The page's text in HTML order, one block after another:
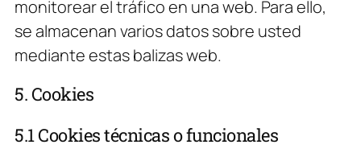
monitorear el tráfico en una web. Para ello,
se almacenan varios datos sobre usted
mediante estas balizas web.
5. Cookies
5.1 Cookies técnicas o funcionales